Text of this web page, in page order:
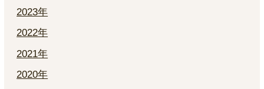
2023年
2022年
2021年
2020年